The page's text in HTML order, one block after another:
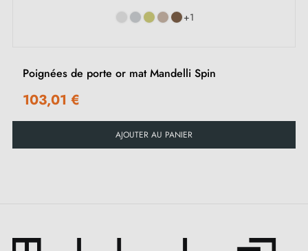
+1
Poignées de porte or mat Mandelli Spin
103,01 €
AJOUTER AU PANIER